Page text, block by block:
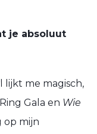
je absoluut
lijkt me magisch,
Gala en Wie
op mijn